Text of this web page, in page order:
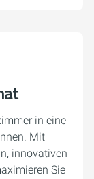
in eine
Mit
innovativen
Sie